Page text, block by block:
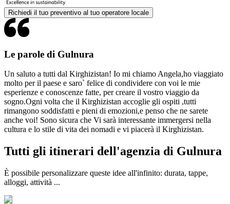
Richiedi il tuo preventivo al tuo operatore locale
Le parole di Gulnura
Un saluto a tutti dal Kirghizistan! Io mi chiamo Angela,ho viaggiato
molto per il paese e saro` felice di condividere con voi le mie
esperienze e conoscenze fatte, per creare il vostro viaggio da
sogno.Ogni volta che il Kirghizistan accoglie gli ospiti ,tutti
rimangono soddisfatti e pieni di emozioni,e penso che ne sarete
anche voi! Sono sicura che Vi sarà interessante immergersi nella
cultura e lo stile di vita dei nomadi e vi piacerà il Kirghizistan.
Tutti gli itinerari dell'agenzia di Gulnura
È possibile personalizzare queste idee all'infinito: durata, tappe,
alloggi, attività ...